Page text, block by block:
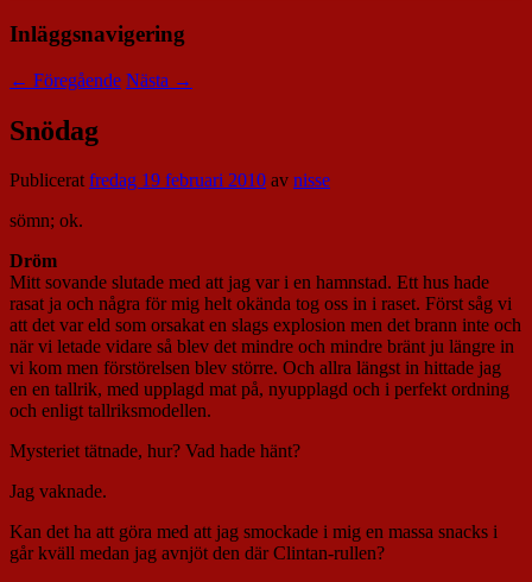
Inläggsnavigering
← Föregående Nästa →
Snödag
Publiceratfredag 19 februari 2010 av nisse
sömn; ok.
Dröm
Mitt sovande slutade med att jag var i en hamnstad. Ett hus hade
rasat ja och några för mig helt okända tog oss in i raset. Först såg vi
att det var eld som orsakat en slags explosion men det brann inte och
när vi letade vidare så blev det mindre och mindre bränt ju längre in
vi kom men förstörelsen blev större. Och allra längst in hittade jag
en en tallrik, med upplagd mat på, nyupplagd och i perfekt ordning
och enligt tallriksmodellen.
Mysteriet tätnade, hur? Vad hade hänt?
Jag vaknade.
Kan det ha att göra med att jag smockade i mig en massa snacks i
går kväll medan jag avnjöt den där Clintan-rullen?